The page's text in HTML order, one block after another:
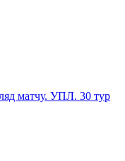
матчу. УПЛ. 30 тур